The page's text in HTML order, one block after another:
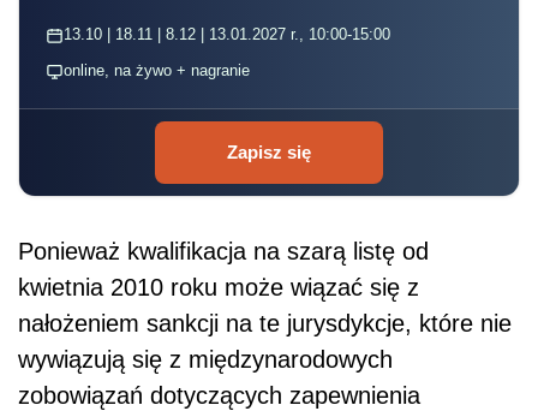
13.10 | 18.11 | 8.12 | 13.01.2027 r., 10:00-15:00
online, na żywo + nagranie
Zapisz się
Ponieważ kwalifikacja na szarą listę od
kwietnia 2010 roku może wiązać się z
nałożeniem sankcji na te jurysdykcje, które nie
wywiązują się z międzynarodowych
zobowiązań dotyczących zapewnienia